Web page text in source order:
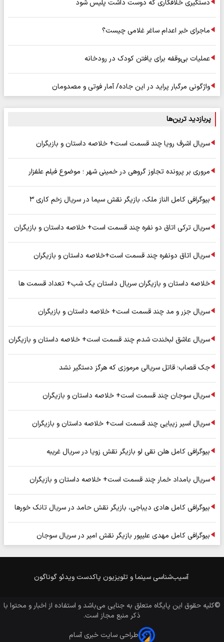
دستگیری خلافکاری که دوست داشت پلیس شود
ماجرای خبر اعدام ساغر غلامی چیست؟
عملیات بی‌وقفه برای یافتن کودک در رودخانه
واژگونی مرگبار پراید در این جاده/ آمار فوتی و مصدومان
پربازدید ترین‌ها
سریال اشرف رویا چند قسمت است+ خلاصه داستان و بازیگران
مروری بر پرونده تجاوز گروهی در خمینی شهر ؛ موضوع فیلم علفزار
بیوگرافی کامل الناز ملک، بازیگر نقش سیما در سریال زخم کاری ۳
سریال ترکی اتاق دو نفره چند قسمت است+ خلاصه داستان و بازیگران
سریال اتاق دونفره چند قسمت است+خلاصه داستان و بازیگران
خلاصه داستان و بازیگران سریال داستان یک شب+ تعداد قسمت ها
سریال جزر و مد چند قسمت است+ خلاصه داستان و بازیگران
سریال عاشق لبخندت شدم چند قسمت است+ خلاصه داستان و بازیگران
جک قصاب؛ قاتل سریالی مرموزی که هرگز دستگیر نشد
سریال سوجان چند قسمت است+ خلاصه داستان و بازیگران
سریال اسیر زیبایی چند قسمت است+ خلاصه داستان و بازیگران
بیوگرافی کامل هلن نقی لو بازیگر نقش زویا در سریال غریبه
سریال بامداد خمار چند قسمت است+ خلاصه داستان و بازیگران
بیوگرافی کامل هادی دیباجی، بازیگر نقش حامد در سریال تانک خورها
بیوگرافی کامل مهدی علیپور بازیگر نقش امیر در سریال سوجان
آسیب‌شناسی سینما و تلویزیون پاکدست ویدئو گوناگون
©کلیه حقوق این پایگاه متعلق به جنایی می‌باشد و استفاده از اخبار و محتوا با
ذکر منبع مجاز است.
طراحی سایت خبری آسام